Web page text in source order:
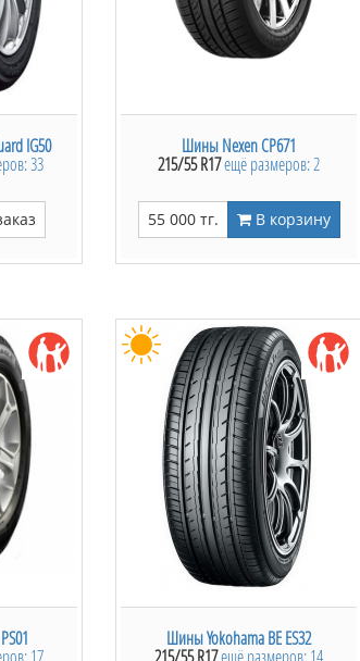
IG50
33
Шины Nexen CP671
215/55 R17ещё размеров: 2
55 000 тг. В корзину
17
Шины Yokohama BE ES32
215/55 R17ещё размеров: 14